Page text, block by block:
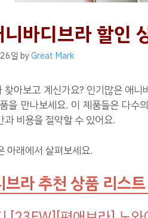
바디브라 할인
일 byGreat Mark
찾아보고 계신가요? 인기많은 애
을 만나보세요. 이 제품들은 다수
과 비용을 절약할 수 있어요.
아래에서 살펴보세요.
브라 추천 상품 리스